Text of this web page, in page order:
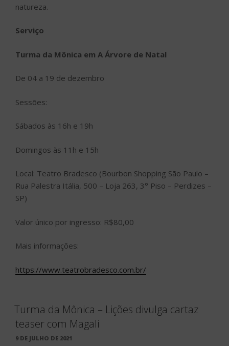
natureza.
Serviço
Turma da Mônica em A Árvore de Natal
De 04 a 19 de dezembro
Sessões:
Sábados às 16h e 19h
Domingos às 11h e 15h
Local: Teatro Bradesco (Bourbon Shopping São Paulo –
Rua Palestra Itália, 500 – Loja 263, 3° Piso – Perdizes –
SP)
Valor único por ingresso: R$80,00
Mais informações:
https://www.teatrobradesco.com.br/
Turma da Mônica – Lições divulga cartaz
teaser com Magali
PUBLICADO
9 DE JULHO DE 2021